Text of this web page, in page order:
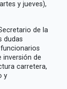
y jueves),
de la
dudas
inversión de
carretera,
y